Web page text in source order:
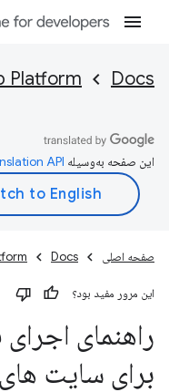
Docs
Platform
این صفحه به‌وسیله
صفحه اصلی Docs
این مرور مفید بود؟
راهنمای
برای سایت